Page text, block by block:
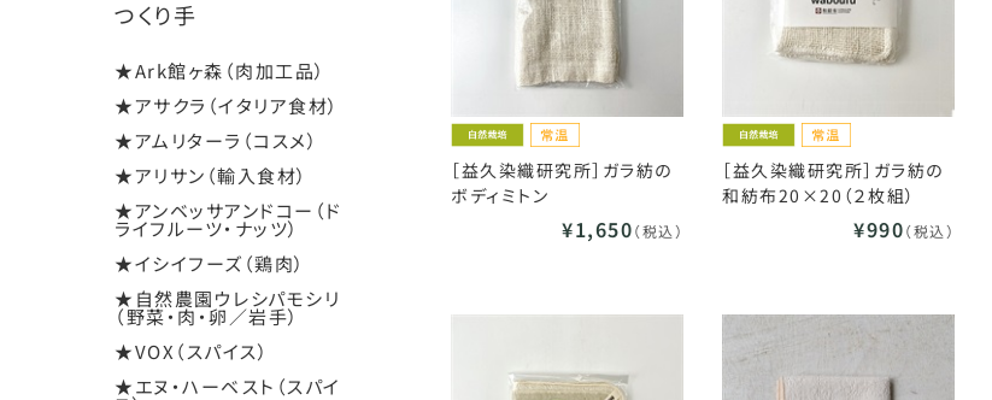
つくり手
★Ark館ヶ森（肉加工品）
★アサクラ（イタリア食材）
★アムリターラ（コスメ）
★アリサン（輸入食材）
★アンベッサアンドコー（ド
ライフルーツ・ナッツ）
★イシイフーズ（鶏肉）
★自然農園ウレシパモシリ
（野菜・肉・卵／岩手）
★VOX（スパイス）
★エヌ・ハーベスト（スパイ
［益久染織研究所］ガラ紡の
ボディミトン
¥1,650（税込）
［益久染織研究所］ガラ紡の
和紡布20×20（２枚組）
¥990（税込）